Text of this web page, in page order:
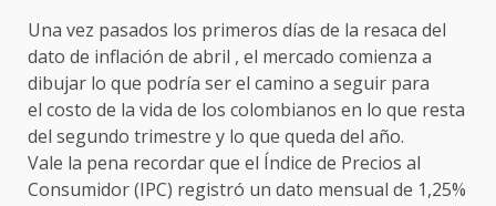
Una vez pasados los primeros días de la resaca del
dato de inflación de abril , el mercado comienza a
dibujar lo que podría ser el camino a seguir para
el costo de la vida de los colombianos en lo que resta
del segundo trimestre y lo que queda del año.
Vale la pena recordar que el Índice de Precios al
Consumidor (IPC) registró un dato mensual de 1,25%